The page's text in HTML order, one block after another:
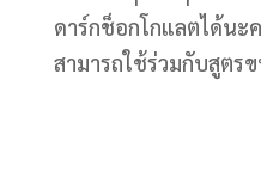
ดาร์กช็อกโกแลตได้น
สามารถใช้ร่วมกับสูตร